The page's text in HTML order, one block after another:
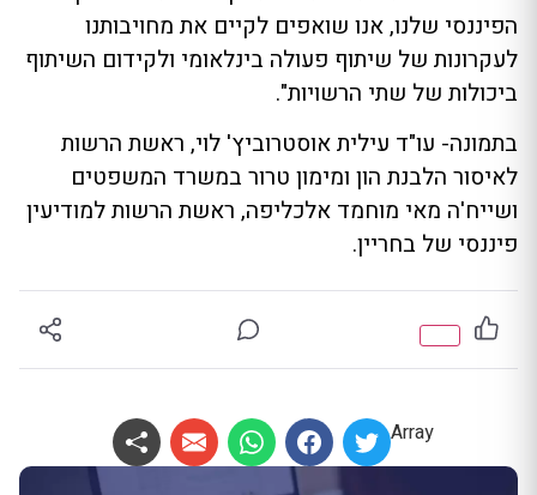
הפיננסי שלנו, אנו שואפים לקיים את מחויבותנו
לעקרונות של שיתוף פעולה בינלאומי ולקידום השיתוף
ביכולות של שתי הרשויות".
בתמונה- עו"ד עילית אוסטרוביץ' לוי, ראשת הרשות
לאיסור הלבנת הון ומימון טרור במשרד המשפטים
ושייח'ה מאי מוחמד אלכליפה, ראשת הרשות למודיעין
פיננסי של בחריין.
Array